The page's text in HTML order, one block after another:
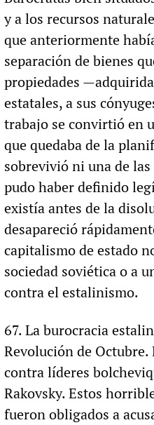
y a los recursos
que anteriormente
separación de bienes
propiedades
estatales, a sus
trabajo se convirtió en
que quedaba de la
sobrevivió ni una de las
pudo haber definido
existía antes de la
desapareció
capitalismo de estado
sociedad soviética o a
contra el estalinismo.
67. La burocracia
Revolución de
contra líderes
Rakovsky. Estos
fueron obligados a